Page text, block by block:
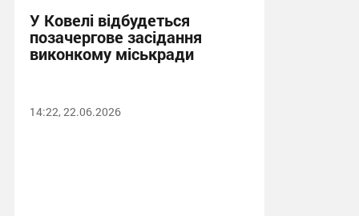
У Ковелі відбудеться
позачергове засідання
виконкому міськради
14:22, 22.06.2026